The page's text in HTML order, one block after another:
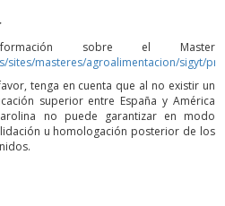
sobre el Master
sites/masteres/agroalimentacion/sigyt/
tenga en cuenta que al no existir un
superior entre España y América
no puede garantizar en modo
u homologación posterior de los